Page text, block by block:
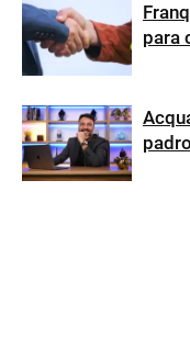
para